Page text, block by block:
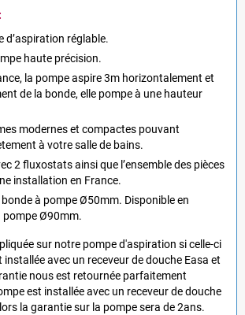
d’aspiration réglable.
haute précision.
la pompe aspire 3m horizontalement et
de la bonde, elle pompe à une hauteur
modernes et compactes pouvant
à votre salle de bains.
2 fluxostats ainsi que l’ensemble des pièces
installation en France.
bonde à pompe Ø50mm. Disponible en
pompe Ø90mm.
sur notre pompe d'aspiration si celle-ci
avec un receveur de douche Easa et
nous est retournée parfaitement
est installée avec un receveur de douche
la garantie sur la pompe sera de 2ans.